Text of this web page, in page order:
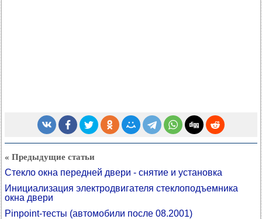
« Предыдущие статьи
Стекло окна передней двери - снятие и установка
Инициализация электродвигателя стеклоподъемника
окна двери
Pinpoint-тесты (автомобили после 08.2001)